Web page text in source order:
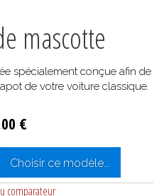
mascotte
spécialement conçue afin de
de votre voiture classique.
€
Choisir ce modèle...
comparateur